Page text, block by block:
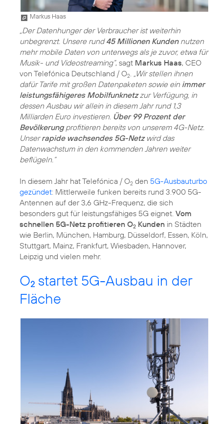
Markus Haas
„Der Datenhunger der Verbraucher ist weiterhin
unbegrenzt. Unsere rund45 Millionen Kundennutzen
mehr mobile Daten von unterwegs als je zuvor, etwa für
Musik- und Videostreaming“, sagt Markus Haas, CEO
von Telefónica Deutschland / O2. „Wir stellen ihnen
dafür Tarife mit großen Datenpaketen sowie ein immer
leistungsfähigeres Mobilfunknetzzur Verfügung, in
dessen Ausbau wir allein in diesem Jahr rund 1,3
Milliarden Euro investieren. Über 99 Prozent der
Bevölkerungprofitieren bereits von unserem 4G-Netz.
Unserrapide wachsendes 5G-Netzwird das
Datenwachstum in den kommenden Jahren weiter
beflügeln.“
In diesem Jahr hat Telefónica / O2 den 5G-Ausbauturbo
gezündet: Mittlerweile funken bereits rund 3.900 5G-
Antennen auf der 3,6 GHz-Frequenz, die sich
besonders gut für leistungsfähiges 5G eignet. Vom
schnellen 5G-Netz profitieren O2 Kunden in Städten
wie Berlin, München, Hamburg, Düsseldorf, Essen, Köln,
Stuttgart, Mainz, Frankfurt, Wiesbaden, Hannover,
Leipzig und vielen mehr.
O2 startet 5G-Ausbau in der
Fläche